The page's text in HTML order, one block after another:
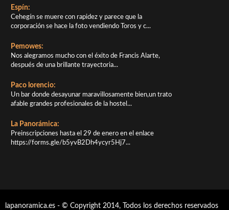
Espín:
Cehegín se muere con rapidez y parece que la
corporación se hace la foto vendiendo Toros y c...
Pemowes:
Nos alegramos mucho con el éxito de Francis Alarte,
después de una brillante trayectoria...
Paco lorencio:
Un bar donde desayunar maravillosamente bien,un trato
afable grandes profesionales de la hostel...
La Panorámica:
Preinscripciones hasta el 29 de enero en el enlace
https://forms.gle/b5yvB2Dh4ycyr5Hj7...
lapanoramica.es - © Copyright 2014, Todos los derechos reservados